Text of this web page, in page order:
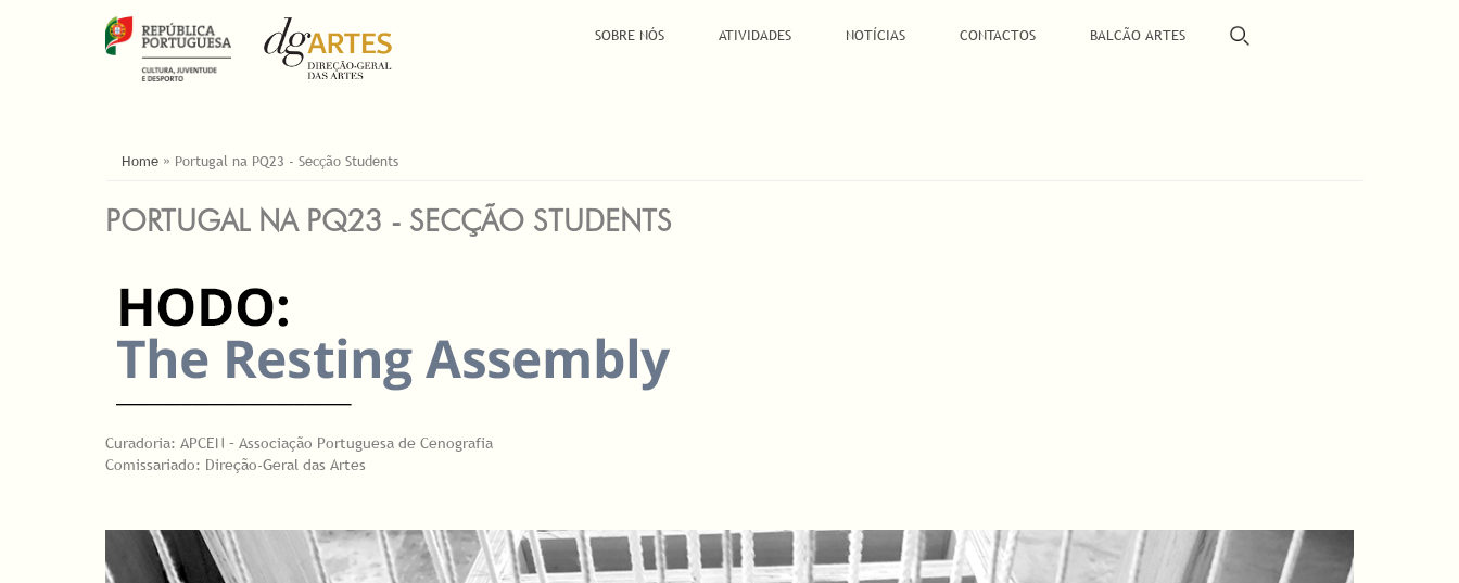
SOBRE NÓS ATIVIDADES NOTÍCIAS CONTACTOS BALCÃO ARTES
ESTÁ AQUI
Home » Portugal na PQ23 - Secção Students
PORTUGAL NA PQ23 - SECÇÃO STUDENTS
Curadoria: APCEN – Associação Portuguesa de Cenografia
Comissariado: Direção-Geral das Artes